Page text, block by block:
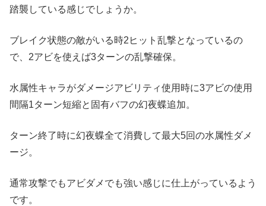
踏襲している感じでしょうか。
ブレイク状態の敵がいる時2ヒット乱撃となっているの
で、2アビを使えば3ターンの乱撃確保。
水属性キャラがダメージアビリティ使用時に3アビの使用
間隔1ターン短縮と固有バフの幻夜蝶追加。
ターン終了時に幻夜蝶全て消費して最大5回の水属性ダメ
ージ。
通常攻撃でもアビダメでも強い感じに仕上がっているよう
です。